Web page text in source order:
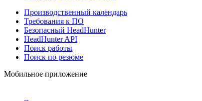
Производственный календарь
Требования к ПО
Безопасный HeadHunter
HeadHunter API
Поиск работы
Поиск по резюме
Мобильное приложение